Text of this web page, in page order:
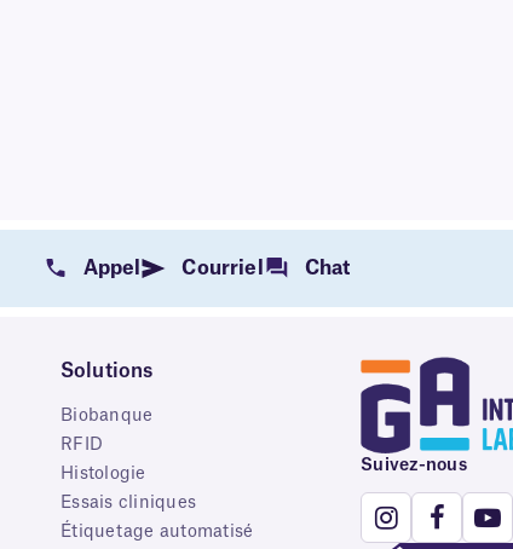
Appel Courriel Chat
Solutions
Biobanque
RFID
Histologie
Essais cliniques
Étiquetage automatisé
Suivez-nous